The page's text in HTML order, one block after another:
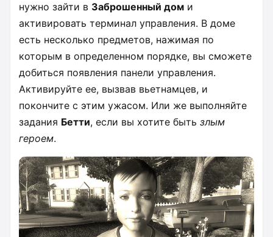
нужно зайти в Заброшенный дом и
активировать терминал управления. В доме
есть несколько предметов, нажимая по
которым в определенном порядке, вы сможете
добиться появления панели управления.
Активируйте ее, вызвав вьетнамцев, и
покончите с этим ужасом. Или же выполняйте
задания Бетти, если вы хотите быть злым
героем.